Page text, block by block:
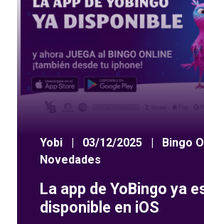
Yobi | 03/12/2025 | Bingo
Novedades
La app de YoBingo ya
disponible en iOS